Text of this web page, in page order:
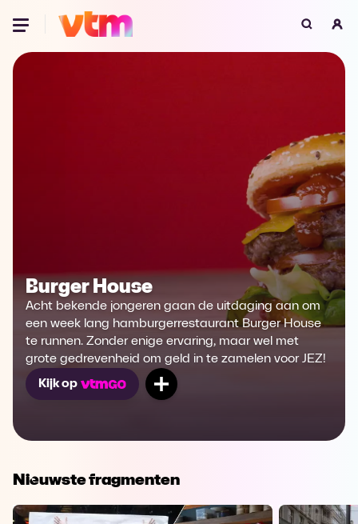
Download
Download
Download
Microsoft Edge Download
Opera Download
Burger House
Acht bekende jongeren gaan de uitdaging aan om
een week lang hamburgerrestaurant Burger House
te runnen. Zonder enige ervaring, maar wel met
grote gedrevenheid om geld in te zamelen voor JEZ!
Kijk op
Nieuwste fragmenten